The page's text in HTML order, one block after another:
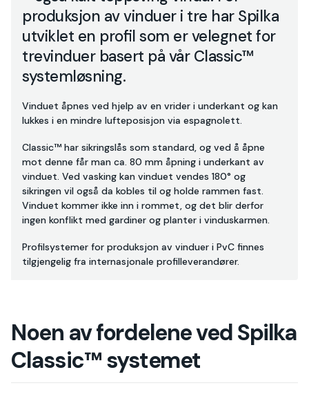
produksjon av vinduer i tre har Spilka
utviklet en profil som er velegnet for
trevinduer basert på vår Classic™
systemløsning.
Vinduet åpnes ved hjelp av en vrider i underkant og kan
lukkes i en mindre lufteposisjon via espagnolett.
Classic™ har sikringslås som standard, og ved å åpne
mot denne får man ca. 80 mm åpning i underkant av
vinduet. Ved vasking kan vinduet vendes 180° og
sikringen vil også da kobles til og holde rammen fast.
Vinduet kommer ikke inn i rommet, og det blir derfor
ingen konflikt med gardiner og planter i vinduskarmen.
Profilsystemer for produksjon av vinduer i PvC finnes
tilgjengelig fra internasjonale profilleverandører.
Noen av fordelene ved Spilka
Classic™ systemet